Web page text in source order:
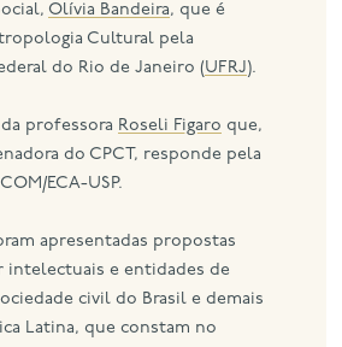
Olívia Bandeira, que é
Cultural pela
do Rio de Janeiro (UFRJ).
professora Roseli Figaro que,
do CPCT, responde pela
ECA-USP.
apresentadas propostas
intelectuais e entidades de
civil do Brasil e demais
Latina, que constam no